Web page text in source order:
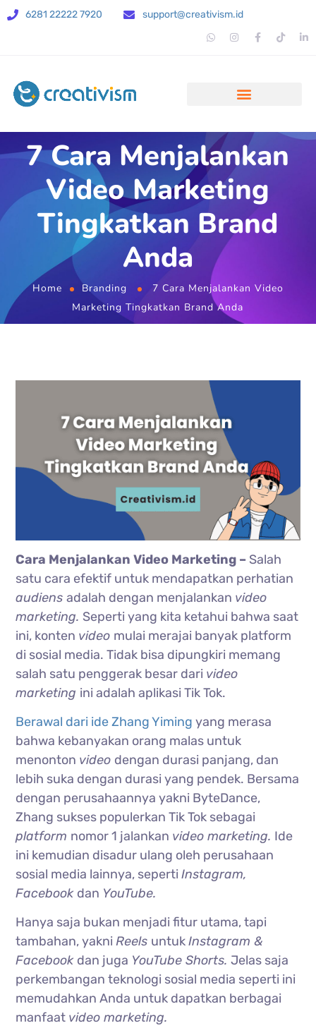
6281 22222 7920 support@creativism.id
7 Cara Menjalankan
Video Marketing
Tingkatkan Brand
Anda
Home Branding
7 Cara Menjalankan Video
Marketing Tingkatkan Brand Anda
Cara Menjalankan Video Marketing – Salah
satu cara efektif untuk mendapatkan perhatian
audiensadalah dengan menjalankan video
marketing. Seperti yang kita ketahui bahwa saat
ini, konten video mulai merajai banyak platform
di sosial media. Tidak bisa dipungkiri memang
salah satu penggerak besar dari video
marketing ini adalah aplikasi Tik Tok.
Berawal dari ide Zhang Yiming yang merasa
bahwa kebanyakan orang malas untuk
menonton video dengan durasi panjang, dan
lebih suka dengan durasi yang pendek. Bersama
dengan perusahaannya yakni ByteDance,
Zhang sukses populerkan Tik Tok sebagai
platform nomor 1 jalankan video marketing. Ide
ini kemudian disadur ulang oleh perusahaan
sosial media lainnya, sepertiInstagram,
Facebook dan YouTube.
Hanya saja bukan menjadi fitur utama, tapi
tambahan, yakniReels untukInstagram &
Facebook dan juga YouTube Shorts.Jelas saja
perkembangan teknologi sosial media seperti ini
memudahkan Anda untuk dapatkan berbagai
manfaat video marketing.